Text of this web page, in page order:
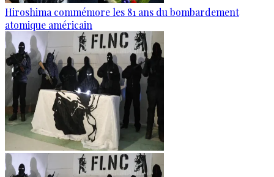
Hiroshima commémore les 81 ans du bombardement
atomique américain